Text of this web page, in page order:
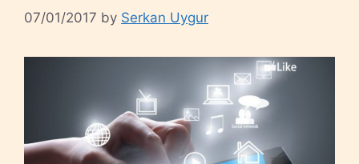
07/01/2017 by Serkan Uygur